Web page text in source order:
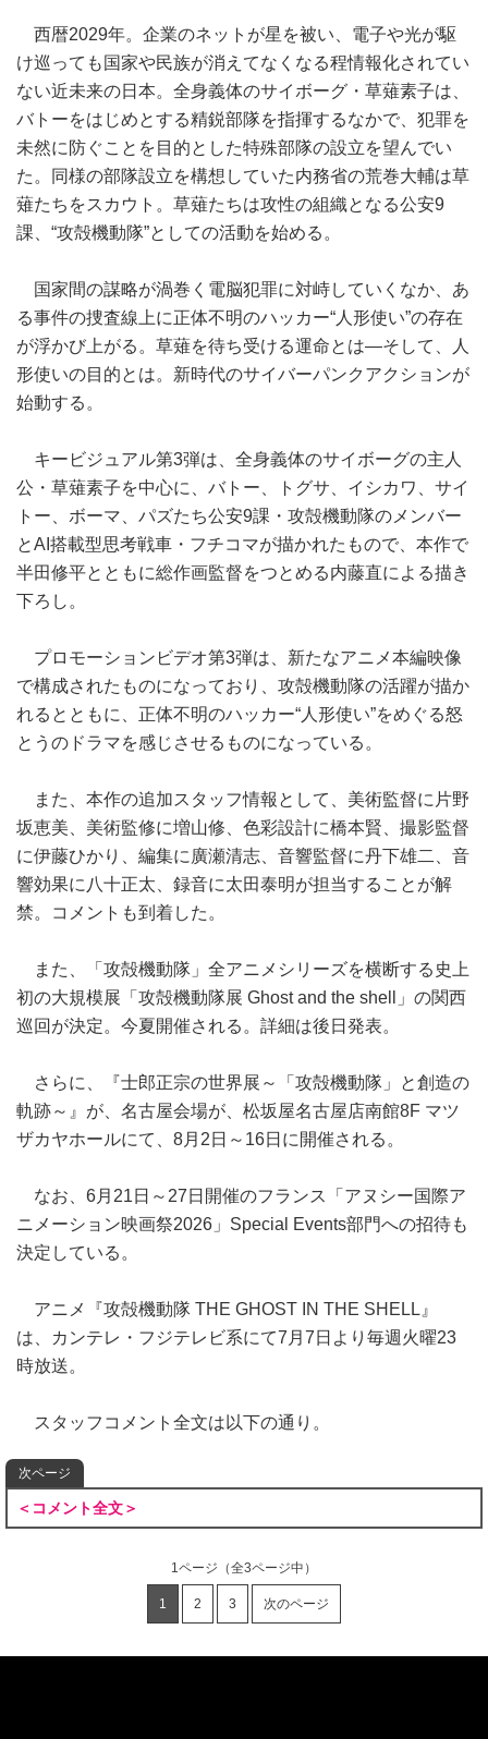
西暦2029年。企業のネットが星を被い、電子や光が駆
け巡っても国家や民族が消えてなくなる程情報化されてい
ない近未来の日本。全身義体のサイボーグ・草薙素子は、
バトーをはじめとする精鋭部隊を指揮するなかで、犯罪を
未然に防ぐことを目的とした特殊部隊の設立を望んでい
た。同様の部隊設立を構想していた内務省の荒巻大輔は草
薙たちをスカウト。草薙たちは攻性の組織となる公安9
課、“攻殻機動隊”としての活動を始める。
国家間の謀略が渦巻く電脳犯罪に対峙していくなか、あ
る事件の捜査線上に正体不明のハッカー“人形使い”の存在
が浮かび上がる。草薙を待ち受ける運命とは―そして、人
形使いの目的とは。新時代のサイバーパンクアクションが
始動する。
キービジュアル第3弾は、全身義体のサイボーグの主人
公・草薙素子を中心に、バトー、トグサ、イシカワ、サイ
トー、ボーマ、パズたち公安9課・攻殻機動隊のメンバー
とAI搭載型思考戦車・フチコマが描かれたもので、本作で
半田修平とともに総作画監督をつとめる内藤直による描き
下ろし。
プロモーションビデオ第3弾は、新たなアニメ本編映像
で構成されたものになっており、攻殻機動隊の活躍が描か
れるとともに、正体不明のハッカー“人形使い”をめぐる怒
とうのドラマを感じさせるものになっている。
また、本作の追加スタッフ情報として、美術監督に片野
坂恵美、美術監修に増山修、色彩設計に橋本賢、撮影監督
に伊藤ひかり、編集に廣瀬清志、音響監督に丹下雄二、音
響効果に八十正太、録音に太田泰明が担当することが解
禁。コメントも到着した。
また、「攻殻機動隊」全アニメシリーズを横断する史上
初の大規模展「攻殻機動隊展 Ghost and the shell」の関西
巡回が決定。今夏開催される。詳細は後日発表。
さらに、『士郎正宗の世界展～「攻殻機動隊」と創造の
軌跡～』が、名古屋会場が、松坂屋名古屋店南館8F マツ
ザカヤホールにて、8月2日～16日に開催される。
なお、6月21日～27日開催のフランス「アヌシー国際ア
ニメーション映画祭2026」Special Events部門への招待も
決定している。
アニメ『攻殻機動隊 THE GHOST IN THE SHELL』
は、カンテレ・フジテレビ系にて7月7日より毎週火曜23
時放送。
スタッフコメント全文は以下の通り。
次ページ
＜コメント全文＞
1ページ （全3ページ中）
1 2 3 次のページ